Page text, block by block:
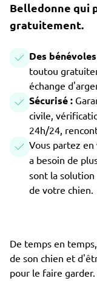
Belledonne qui
gratuitement.
Des
toutou
échange
Sécurisé :
civile,
24h/24,
Vous partez en
a besoin de
sont la
de votre chien.
De temps en
de son chien et
pour le faire